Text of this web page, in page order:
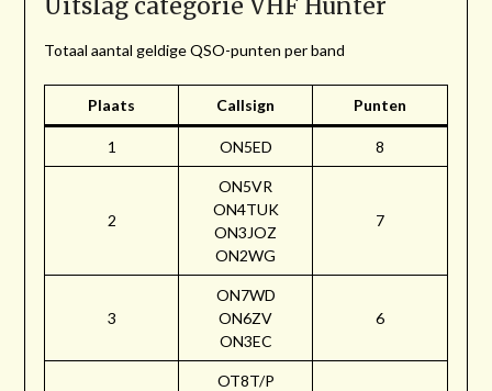
Totaal aantal geldige QSO-punten per band
Plaats Callsign Punten
1 ON5ED 8
2
ON5VR
ON4TUK
ON3JOZ
ON2WG
7
3
ON7WD
ON6ZV
ON3EC
6
OT8T/P